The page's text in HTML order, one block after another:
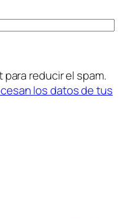
reducir el spam.
los datos de tus